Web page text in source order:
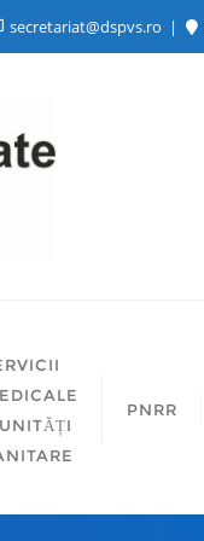
secretariat@dspvs.ro
PNRR